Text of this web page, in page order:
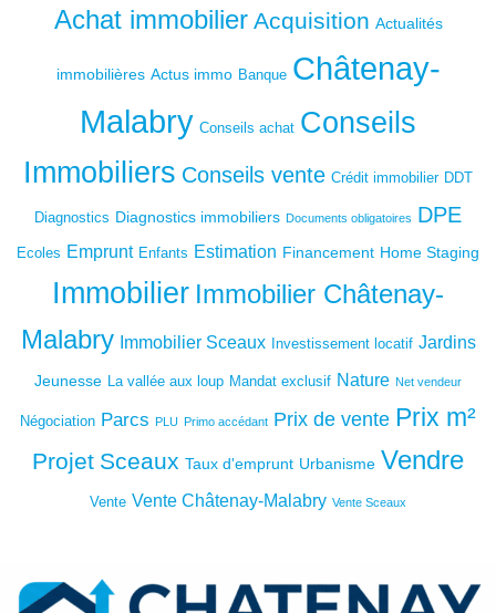
Achat immobilier Acquisition Actualités
immobilières Actus immo Banque Châtenay-
Malabry Conseils achat Conseils
Immobiliers Conseils vente Crédit immobilier DDT
Diagnostics Diagnostics immobiliers Documents obligatoires DPE
Ecoles Emprunt Enfants Estimation Financement Home Staging
Immobilier Immobilier Châtenay-
Malabry
Immobilier Sceaux Investissement locatif Jardins
Jeunesse La vallée aux loup Mandat exclusif Nature Net vendeur
Négociation Parcs PLU Primo accédant Prix de vente Prix m²
Projet Sceaux Taux d'emprunt Urbanisme Vendre
Vente Vente Châtenay-Malabry Vente Sceaux